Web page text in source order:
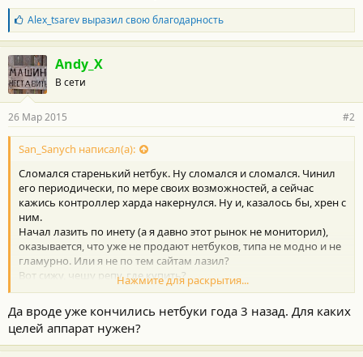
Б
л
а
г
о
д
а
н
о
с
и
:
Alex_tsarevвыразил свою благодарность
Andy_X
В сети
26 Мар 2015 #2
San_Sanych написал(а):
Сломался старенький нетбук. Ну сломался и сломался. Чинил
его периодически, по мере своих возможностей, а сейчас
кажись контроллер харда накернулся. Ну и, казалось бы, хрен с
ним.
Начал лазить по инету (а я давно этот рынок не мониторил),
оказывается, что уже не продают нетбуков, типа не модно и не
гламурно. Или я не по тем сайтам лазил?
Вот сижу, чешу репу, где купить?
Мне можно долго рассказывать про планшеты с ДОК-
станциями и прочие другие прелести прогресса. Не хочу. Вот
сижу весь в раздумьях.
К чему я это все написал: про майдан уже не интересно,
машина не ломается, а тут вот такой облом.
Нажмите для раскрытия...
Да вроде уже кончились нетбуки года 3 назад. Для каких
целей аппарат нужен?